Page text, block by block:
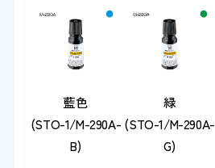
藍色
(STO-1/M-290A-
B)
緑
(STO-1/M-290A-
G)